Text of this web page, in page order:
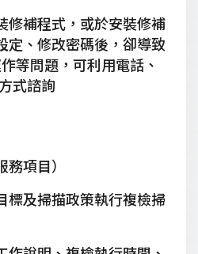
修補程式，或於安裝修補
定、修改密碼後，卻導致
等問題，可利用電話、
式諮詢
項目）
標及掃描政策執行複檢掃